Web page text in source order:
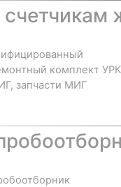
комплект УРК
запчасти МИГ